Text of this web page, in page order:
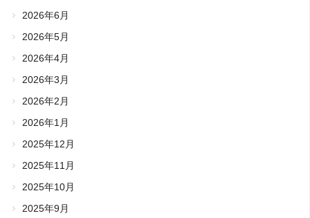
2026年6月
2026年5月
2026年4月
2026年3月
2026年2月
2026年1月
2025年12月
2025年11月
2025年10月
2025年9月